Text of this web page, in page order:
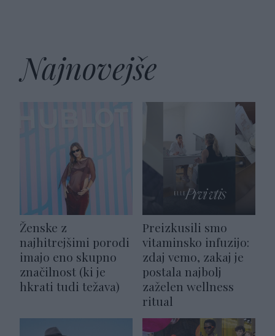
Najnovejše
Ženske z
najhitrejšimi porodi
imajo eno skupno
značilnost (ki je
hkrati tudi težava)
Preizkusili smo
vitaminsko infuzijo:
zdaj vemo, zakaj je
postala najbolj
zaželen wellness
ritual